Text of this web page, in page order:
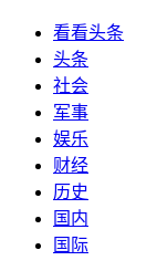
看看头条
头条
社会
军事
娱乐
财经
历史
国内
国际